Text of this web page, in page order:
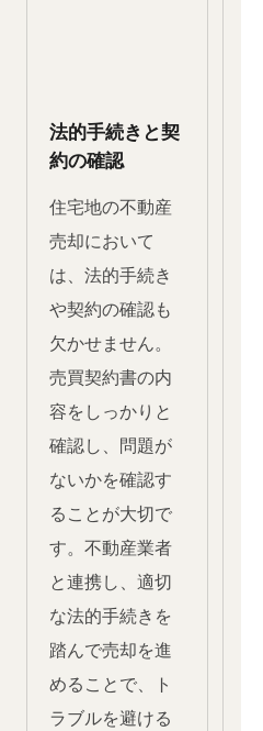
法的手続きと契
約の確認
住宅地の不動産
売却において
は、法的手続き
や契約の確認も
欠かせません。
売買契約書の内
容をしっかりと
確認し、問題が
ないかを確認す
ることが大切で
す。不動産業者
と連携し、適切
な法的手続きを
踏んで売却を進
めることで、ト
ラブルを避ける